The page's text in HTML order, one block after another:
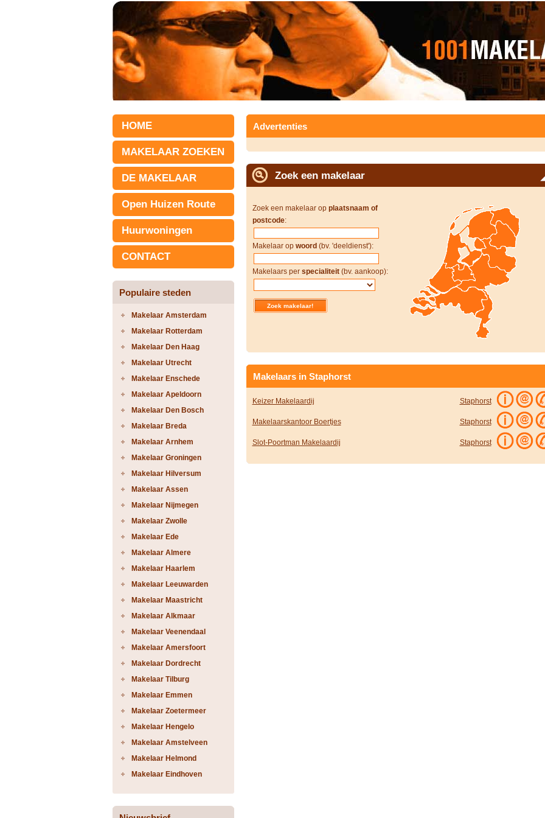
HOME
MAKELAAR ZOEKEN
DE MAKELAAR
Open Huizen Route
Huurwoningen
CONTACT
Populaire steden
Makelaar Amsterdam
Makelaar Rotterdam
Makelaar Den Haag
Makelaar Utrecht
Makelaar Enschede
Makelaar Apeldoorn
Makelaar Den Bosch
Makelaar Breda
Makelaar Arnhem
Makelaar Groningen
Makelaar Hilversum
Makelaar Assen
Makelaar Nijmegen
Makelaar Zwolle
Makelaar Ede
Makelaar Almere
Makelaar Haarlem
Makelaar Leeuwarden
Makelaar Maastricht
Makelaar Alkmaar
Makelaar Veenendaal
Makelaar Amersfoort
Makelaar Dordrecht
Makelaar Tilburg
Makelaar Emmen
Makelaar Zoetermeer
Makelaar Hengelo
Makelaar Amstelveen
Makelaar Helmond
Makelaar Eindhoven
Advertenties
Zoek een makelaar
Zoek een makelaar op plaatsnaam of
postcode:
Makelaar op woord (bv. 'deeldienst'):
Makelaars per specialiteit(bv. aankoop):
Makelaars in Staphorst
Keizer Makelaardij Staphorst
Makelaarskantoor Boertjes Staphorst
Slot-Poortman Makelaardij Staphorst